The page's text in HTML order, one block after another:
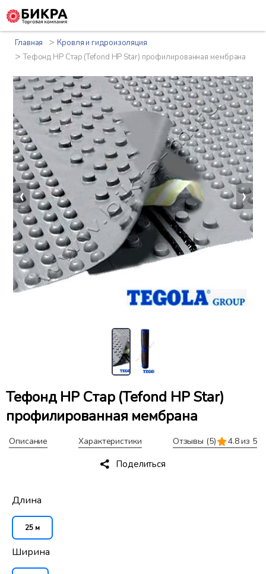
Главная >Кровля и гидроизоляция
>Тефонд HP Стар (Tefond HP Star) профилированная мембрана
‹ ›
Тефонд HP Стар (Tefond HP Star)
профилированная мембрана
Описание Характеристики Отзывы (5) 4.8 из 5
Поделиться
Длина
25 м
Ширина